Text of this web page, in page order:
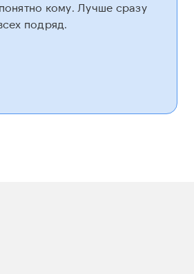
кому. Лучше сразу
подряд.